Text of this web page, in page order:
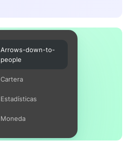
Arrows-down-to-
people
Cartera
Estadísticas
Moneda